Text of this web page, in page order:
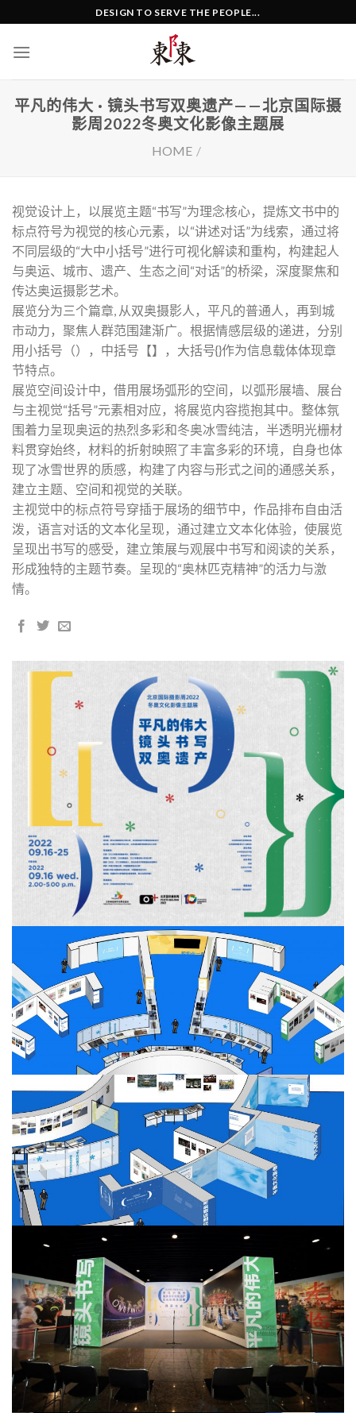
content
DESIGN TO SERVE THE PEOPLE...
平凡的伟大 · 镜头书写双奥遗产——北京国际摄
影周2022冬奥文化影像主题展
HOME /
视觉设计上，以展览主题“书写”为理念核心，提炼文书中的
标点符号为视觉的核心元素，以“讲述对话”为线索，通过将
不同层级的“大中小括号”进行可视化解读和重构，构建起人
与奥运、城市、遗产、生态之间“对话”的桥梁，深度聚焦和
传达奥运摄影艺术。
展览分为三个篇章, 从双奥摄影人，平凡的普通人，再到城
市动力，聚焦人群范围建渐广。根据情感层级的递进，分别
用小括号（），中括号【】，大括号{}作为信息载体体现章
节特点。
展览空间设计中，借用展场弧形的空间，以弧形展墙、展台
与主视觉“括号”元素相对应，将展览内容揽抱其中。整体氛
围着力呈现奥运的热烈多彩和冬奥冰雪纯洁，半透明光栅材
料贯穿始终，材料的折射映照了丰富多彩的环境，自身也体
现了冰雪世界的质感，构建了内容与形式之间的通感关系，
建立主题、空间和视觉的关联。
主视觉中的标点符号穿插于展场的细节中，作品排布自由活
泼，语言对话的文本化呈现，通过建立文本化体验，使展览
呈现出书写的感受，建立策展与观展中书写和阅读的关系，
形成独特的主题节奏。呈现的“奥林匹克精神”的活力与激
情。